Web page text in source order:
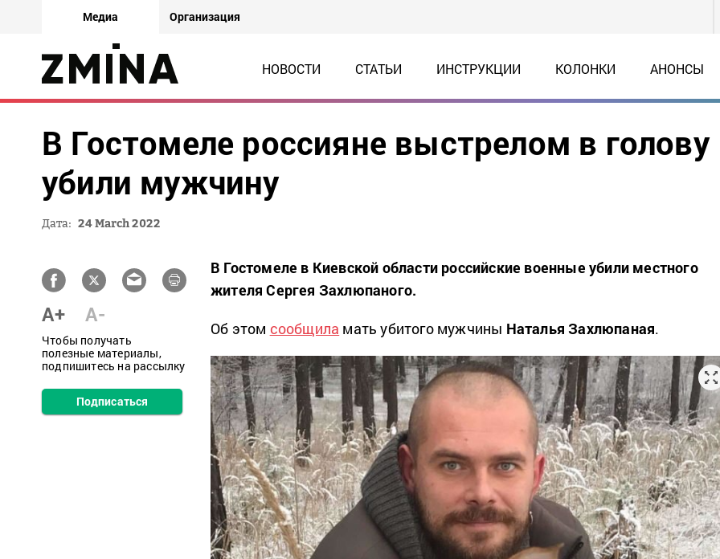
Медиа Организация
НОВОСТИ СТАТЬИ ИНСТРУКЦИИ КОЛОНКИ АНОНСЫ
В Гостомеле россияне выстрелом в голову
убили мужчину
Дата: 24 March 2022
A+ A-
Чтобы получать
полезные материалы,
подпишитесь на рассылку
Подписаться
В Гостомеле в Киевской области российские военные убили местного
жителя Сергея Захлюпаного.
Об этом сообщила мать убитого мужчины Наталья Захлюпаная.